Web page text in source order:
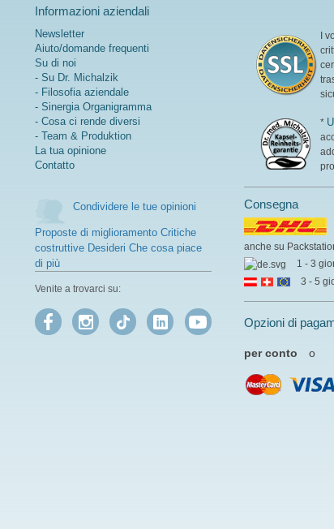
Informazioni aziendali
Newsletter
Aiuto/domande frequenti
Su di noi
- Su Dr. Michalzik
- Filosofia aziendale
- Sinergia Organigramma
- Cosa ci rende diversi
- Team & Produktion
La tua opinione
Contatto
Condividere le tue opinioni
Proposte di miglioramento Critiche
costruttive Desideri Che cosa piace
di più
Venite a trovarci su:
I
*
Consegna
anche su
1 - 3
3 - 5
Opzioni di
per conto o